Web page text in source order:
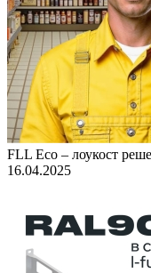
FLL Eco – лоукост
16.04.2025